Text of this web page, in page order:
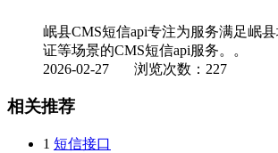
岷县CMS短信api专注为服务满足岷
证等场景的CMS短信api服务。。
2026-02-27 浏览次数：227
相关推荐
1 短信接口